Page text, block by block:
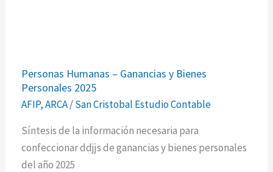
Personas Humanas – Ganancias y Bienes
Personales 2025
AFIP,ARCA/San Cristobal Estudio Contable
Síntesis de la información necesaria para
confeccionar ddjjs de ganancias y bienes personales
del año 2025
Humanas
–
Ganancias
y
Bienes
Personales